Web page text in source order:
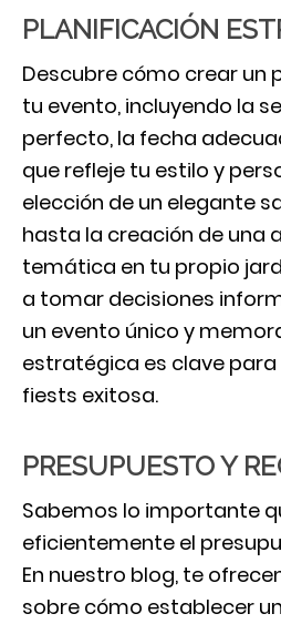
PLANIFICACIÓN
Descubre cómo crear un
tu evento, incluyendo la
perfecto, la fecha
que refleje tu estilo y
elección de un elegante
hasta la creación de una
temática en tu propio
a tomar decisiones
un evento único y
estratégica es clave
fiests exitosa.
PRESUPUESTO Y
Sabemos lo importante
eficientemente el
En nuestro blog, te
sobre cómo establecer